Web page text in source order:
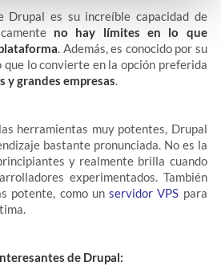
Drupal es su increíble capacidad de
no hay límites en lo que
. Además, es conocido por su
que lo convierte en la opción preferida
y grandes empresas.
herramientas muy potentes, Drupal
bastante pronunciada. No es la
y realmente brilla cuando
experimentados. También
potente, como unservidor VPS para
de Drupal: